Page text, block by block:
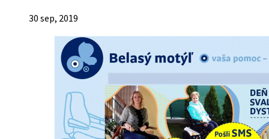
30 sep, 2019